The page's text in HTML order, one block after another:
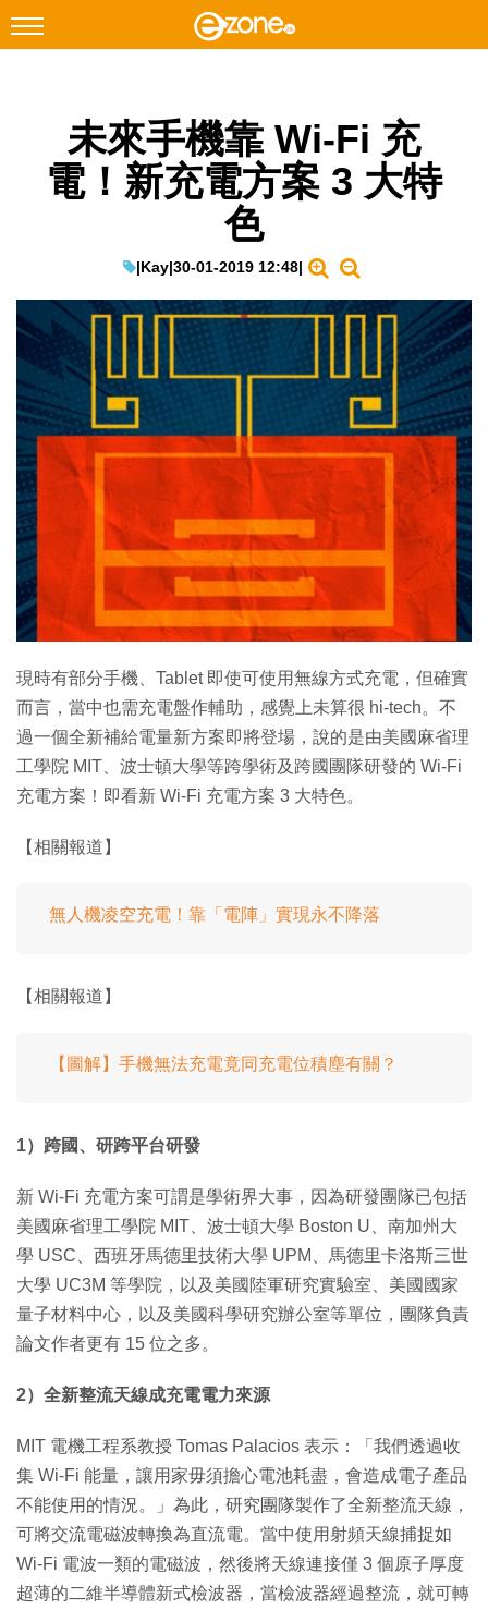
Facebook Instagram
科技焦點
教學評測
EduTech
IT Times
生成式AI與雲端應用
Enterprise Digital Transformation
特集
未來手機靠 Wi-Fi 充
電！新充電方案 3 大特
色
|Kay|30-01-2019 12:48|
現時有部分手機、Tablet 即使可使用無線方式充電，但確實
而言，當中也需充電盤作輔助，感覺上未算很 hi-tech。不
過一個全新補給電量新方案即將登場，說的是由美國麻省理
工學院 MIT、波士頓大學等跨學術及跨國團隊研發的 Wi-Fi
充電方案！即看新 Wi-Fi 充電方案 3 大特色。
【相關報道】
無人機凌空充電！靠「電陣」實現永不降落
【相關報道】
【圖解】手機無法充電竟同充電位積塵有關？
1）跨國、研跨平台研發
新 Wi-Fi 充電方案可謂是學術界大事，因為研發團隊已包括
美國麻省理工學院 MIT、波士頓大學 Boston U、南加州大
學 USC、西班牙馬德里技術大學 UPM、馬德里卡洛斯三世
大學 UC3M 等學院，以及美國陸軍研究實驗室、美國國家
量子材料中心，以及美國科學研究辦公室等單位，團隊負責
論文作者更有 15 位之多。
2）全新整流天線成充電電力來源
MIT 電機工程系教授 Tomas Palacios 表示：「我們透過收
集 Wi-Fi 能量，讓用家毋須擔心電池耗盡，會造成電子產品
不能使用的情況。」為此，研究團隊製作了全新整流天線，
可將交流電磁波轉換為直流電。當中使用射頻天線捕捉如
Wi-Fi 電波一類的電磁波，然後將天線連接僅 3 個原子厚度
超薄的二維半導體新式檢波器，當檢波器經過整流，就可轉